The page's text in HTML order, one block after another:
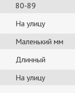
80-89
На улицу
Маленький мм
Длинный
На улицу